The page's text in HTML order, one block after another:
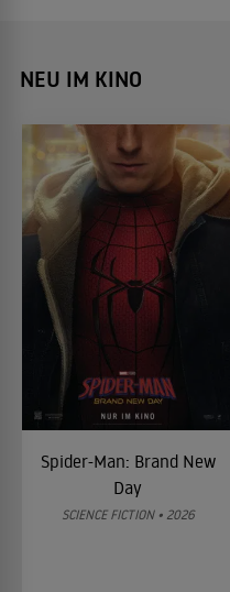
NEU IM KINO
Spider-Man: Brand New
Day
SCIENCE FICTION • 2026